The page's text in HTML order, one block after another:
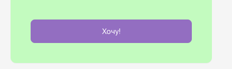
Хочу!